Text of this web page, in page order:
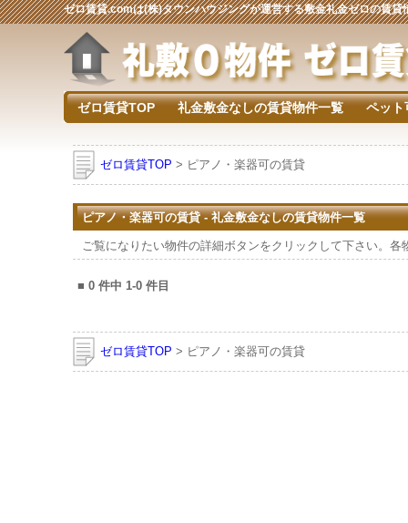
ゼロ賃貸.comは(株)タウンハウジングが運営する敷金礼金ゼロの賃貸
ゼロ賃貸TOP 礼金敷金なしの賃貸物件一覧 ペット
ゼロ賃貸TOP > ピアノ・楽器可の賃貸
ピアノ・楽器可の賃貸 - 礼金敷金なしの賃貸物件一覧
ご覧になりたい物件の詳細ボタンをクリックして下さい。各
■ 0 件中 1-0 件目
ゼロ賃貸TOP > ピアノ・楽器可の賃貸